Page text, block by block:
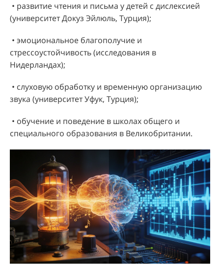
• развитие чтения и письма у детей с дислексией
(университет Докуз Эйлюль, Турция);
• эмоциональное благополучие и
стрессоустойчивость (исследования в
Нидерландах);
• слуховую обработку и временную организацию
звука (университет Уфук, Турция);
• обучение и поведение в школах общего и
специального образования в Великобритании.